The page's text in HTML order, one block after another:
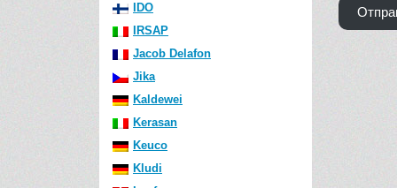
IDO
IRSAP
Jacob Delafon
Jika
Kaldewei
Kerasan
Keuco
Kludi